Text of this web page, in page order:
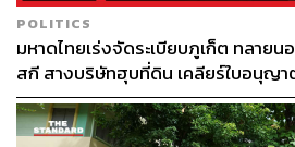
POLITICS
มหาดไทยเร่งจัดระเบียบภูเก็ต ทลาย
สกี สางบริษัทฮุบที่ดิน เคลียร์ใบอนุญา